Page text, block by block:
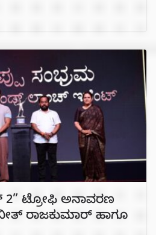
2” ಟ್ರೋಫಿ ಅನಾವರಣ
ರಾಜಕುಮಾರ್ ಹಾಗೂ